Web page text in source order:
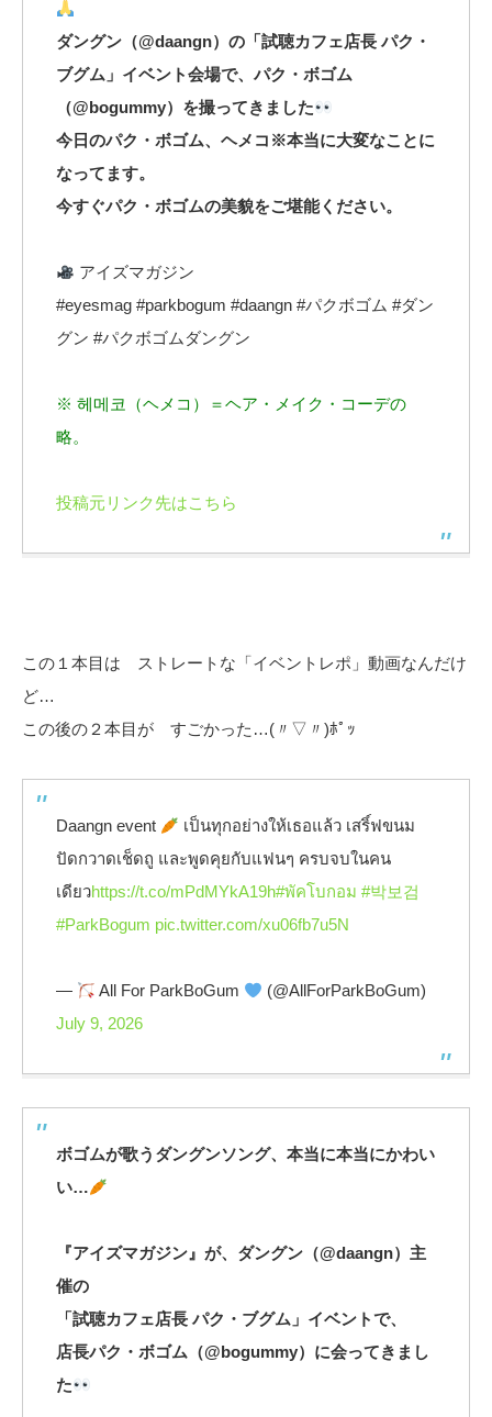
ダングン（@daangn）の「試聴カフェ店長 パク・
ブグム」イベント会場で、パク・ボゴム
（@bogummy）を撮ってきました
今日のパク・ボゴム、ヘメコ※本当に大変なことに
なってます。
今すぐパク・ボゴムの美貌をご堪能ください。
アイズマガジン
#eyesmag #parkbogum #daangn #パクボゴム #ダン
グン #パクボゴムダングン
※ 헤메코（ヘメコ）＝ヘア・メイク・コーデの
略。
投稿元リンク先はこちら
この１本目は ストレートな「イベントレポ」動画なんだけ
ど…
この後の２本目が すごかった…(〃▽〃)ﾎﾟｯ
Daangn event
เป็นทุกอย่างให้เธอแล้ว เสริ์ฟขนม
ปัดกวาดเช็ดถู และพูดคุยกับแฟนๆ ครบจบในคน
เดียวhttps://t.co/mPdMYkA19h#พัคโบกอม #박보검
#ParkBogum pic.twitter.com/xu06fb7u5N
— All For ParkBoGum
(@AllForParkBoGum)
July 9, 2026
ボゴムが歌うダングンソング、本当に本当にかわい
い…
『アイズマガジン』が、ダングン（@daangn）主
催の
「試聴カフェ店長 パク・ブグム」イベントで、
店長パク・ボゴム（@bogummy）に会ってきまし
た